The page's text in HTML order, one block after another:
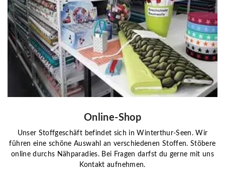
Online-Shop
Unser Stoffgeschäft befindet sich in Winterthur-Seen. Wir
führen eine schöne Auswahl an verschiedenen Stoffen. Stöbere
online durchs Nähparadies. Bei Fragen darfst du gerne mit uns
Kontakt aufnehmen.